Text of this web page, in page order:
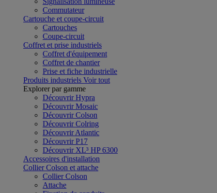
Commutateur
Cartouche et coupe-circuit
Cartouches
Coupe-circuit
Coffret et prise industriels
Coffret d'équipement
Coffret de chantier
Prise et fiche industrielle
Produits industriels Voir tout
Explorer par gamme
Découvrir Hypra
Découvrir Mosaic
Découvrir Colson
Découvrir Colring
Découvrir Atlantic
Découvrir P17
Découvrir XL³ HP 6300
Accessoires d'installation
Collier Colson et attache
Collier Colson
Attache